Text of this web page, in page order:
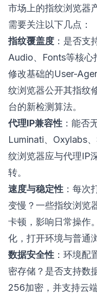
市场上的指纹浏览器
需要关注以下几点：
指纹覆盖度 ：是否支
Audio、Fonts等核心
修改基础的User-
纹浏览器公开其指纹
台的新检测算法。
代理IP兼容性 ：能否
Luminati、Oxylabs
纹浏览器应与代理IP
转。
速度与稳定性 ：每次
变慢？一些指纹浏览
卡顿，影响日常操作
化，打开环境与普通
数据安全性 ：环境配
密存储？是否支持数
256加密，并支持云